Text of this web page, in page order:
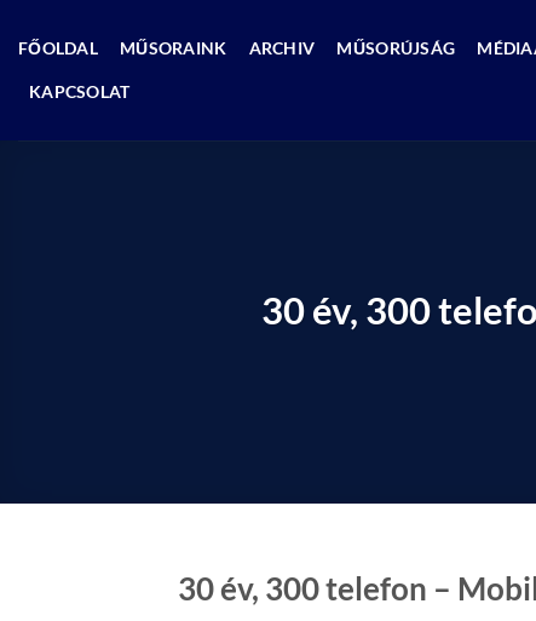
FŐOLDAL MŰSORAINK ARCHIV MŰSORÚJSÁG
KAPCSOLAT
30 év, 300
30 év, 300 telefon –